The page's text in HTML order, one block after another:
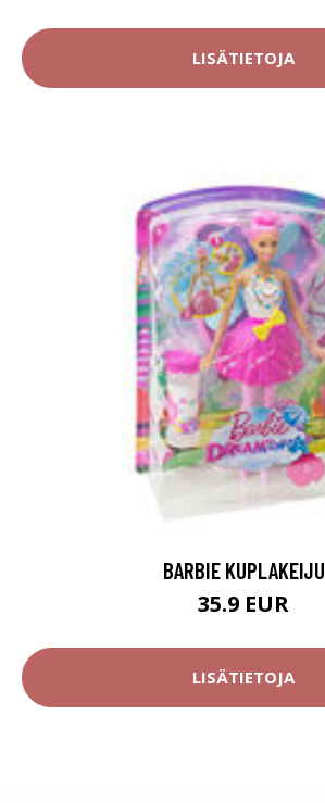
LISÄTIETOJA
BARBIE KUPLAKEIJU
35.9 EUR
LISÄTIETOJA